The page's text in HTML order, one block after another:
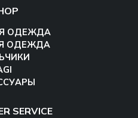
ОДЕЖДА
ОДЕЖДА
SERVICE